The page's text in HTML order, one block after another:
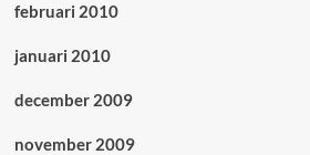
februari 2010
januari 2010
december 2009
november 2009